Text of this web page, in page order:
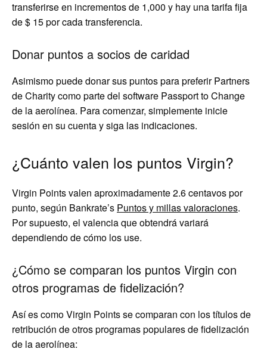
transferirse en incrementos de 1,000 y hay una tarifa fija
de $ 15 por cada transferencia.
Donar puntos a socios de caridad
Asimismo puede donar sus puntos para preferir Partners
de Charity como parte del software Passport to Change
de la aerolínea. Para comenzar, simplemente inicie
sesión en su cuenta y siga las indicaciones.
¿Cuánto valen los puntos Virgin?
Virgin Points valen aproximadamente 2.6 centavos por
punto, según Bankrate’s Puntos y millas valoraciones.
Por supuesto, el valencia que obtendrá variará
dependiendo de cómo los use.
¿Cómo se comparan los puntos Virgin con
otros programas de fidelización?
Así es como Virgin Points se comparan con los títulos de
retribución de otros programas populares de fidelización
de la aerolínea: